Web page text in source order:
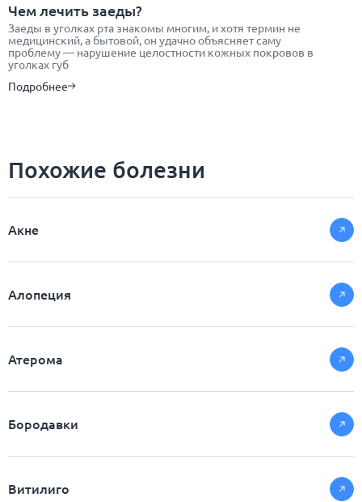
Чем лечить заеды?
Заеды в уголках рта знакомы многим, и хотя термин не
медицинский, а бытовой, он удачно объясняет саму
проблему — нарушение целостности кожных покровов в
уголках губ
Подробнее
Похожие болезни
Акне
Алопеция
Атерома
Бородавки
Витилиго